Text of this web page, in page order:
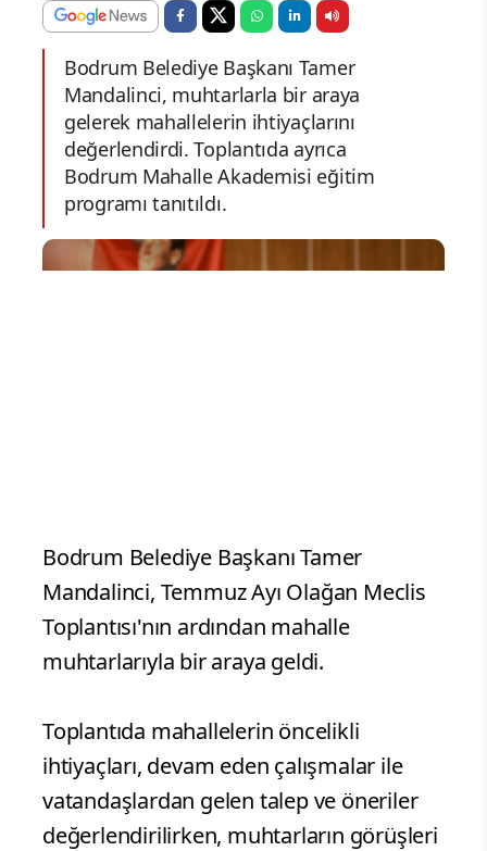
Bodrum Belediye Başkanı Tamer
Mandalinci, muhtarlarla bir araya
gelerek mahallelerin ihtiyaçlarını
değerlendirdi. Toplantıda ayrıca
Bodrum Mahalle Akademisi eğitim
programı tanıtıldı.
Bodrum Belediye Başkanı Tamer
Mandalinci, Temmuz Ayı Olağan Meclis
Toplantısı'nın ardından mahalle
muhtarlarıyla bir araya geldi.
Toplantıda mahallelerin öncelikli
ihtiyaçları, devam eden çalışmalar ile
vatandaşlardan gelen talep ve öneriler
değerlendirilirken, muhtarların görüşleri